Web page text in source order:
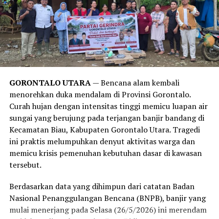
Temuan ini juga sejalan dengan publikasi medis dari
Harvard Health Publishing. Laporan tersebut
menegaskan bahwa obsesi manusia modern untuk mandi
setiap hari lebih didorong oleh norma sosial, kebiasaan,
serta strategi pemasaran industri sabun kecantikan,
alih-alih kebutuhan medis yang sesungguhnya. Sistem
kotoran dan bakteri dalam jumlah wajar untuk
merangsang antibodi agar tetap kuat.
Meski demikian, anjuran untuk mandi 2-3 kali seminggu
ini memiliki pengecualian. Melansir data tambahan dari
Healthline , mereka yang rutin melakukan olahraga
berat, bekerja di luar ruangan yang bersinggungan
langsung dengan kotoran, atau memiliki kondisi medis
setiap hari.
Bagi Anda yang aktivitasnya lebih banyak dihabiskan di
GORONTALO UTARA— Bencana alam kembali
menorehkan duka mendalam di Provinsi Gorontalo.
Curah hujan dengan intensitas tinggi memicu luapan air
sungai yang berujung pada terjangan banjir bandang di
Kecamatan Biau, Kabupaten Gorontalo Utara. Tragedi
ini praktis melumpuhkan denyut aktivitas warga dan
memicu krisis pemenuhan kebutuhan dasar di kawasan
tersebut.
Berdasarkan data yang dihimpun dari catatan Badan
Nasional Penanggulangan Bencana (BNPB), banjir yang
mulai menerjang pada Selasa (26/5/2026) ini merendam